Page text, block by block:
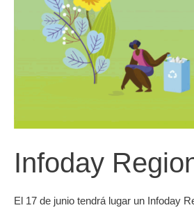
Infoday
El 17 de junio tendrá lugar un Infoday